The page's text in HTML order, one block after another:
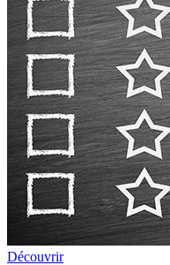
Découvrir